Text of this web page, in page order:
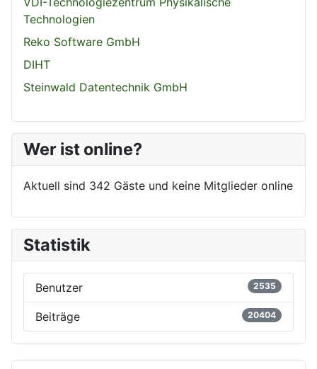
Technologien
Reko Software GmbH
DIHT
Steinwald Datentechnik GmbH
Wer ist online?
Aktuell sind 342 Gäste und keine Mitglieder online
Statistik
Benutzer 2535
Beiträge 20404